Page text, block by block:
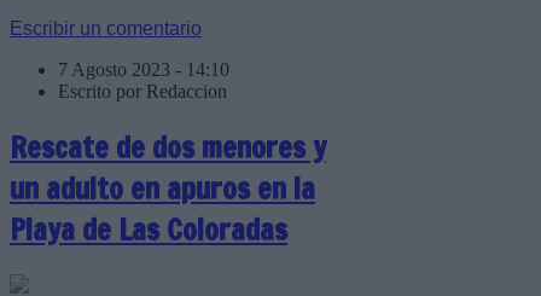
Escribir un comentario
7 Agosto 2023 - 14:10
Escrito por Redaccion
Rescate de dos menores y
un adulto en apuros en la
Playa de Las Coloradas